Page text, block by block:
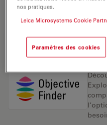
de 25.
DEMANDE DE DEVIS
nos pratiques.
Leica Microsystems Cookie
Paramètres des cookies